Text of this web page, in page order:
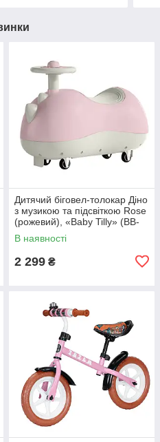
Дитячий біговел-толокар Діно
з музикою та підсвіткою Rose
(рожевий), «Baby Tilly» (BB-
0008 Rose)
В наявності
2 299 ₴